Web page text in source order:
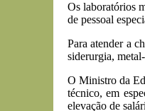
Os laboratórios
de pessoal
Para atender a
siderurgia,
O Ministro da
técnico, em
elevação de